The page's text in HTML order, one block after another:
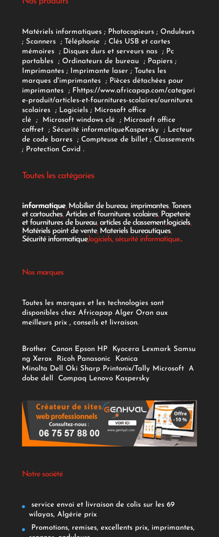
Matériels informatiques; Photocopieurs; Onduleurs
; Scanners ; Téléphonie ; Clés USB et cartes
mémoires
; Disques durs et serveurs nas ; Pc
portables
; Ordinateurs de bureau ; Papiers;
Imprimantes;Imprimante laser;
Toutes les
marques d'imprimantes
; Pièces détachées pour
imprimantes
; F https://www.africapap.com/categori
e-produit/articles-et-fournitures-scolaires/ournitures
scolaires; Logiciels ; Microsoft office
clé
; Microsoft windows clé; Microsoft office
coffret ; Sécurité informatiqueKaspersky ; Lecteur
de code barres
; Compteuse de billet; Classements
; Protection Covid .
Toutes les catégories
informatique, Mobilier de bureau, imprimantes, Toners
et cartouches,Articles et fournitures scolaires, Papeterie
et fournitures de bureau,articles de classement,logiciels,
Matériels point de vente, Materiels bureautiques,
Sécurité informatique,logiciels, sécurité informatique...
Nos marques
Toutes les marques et les technologies sont
disponibles chez Africapap Alger Oran aux
meilleurs prix , conseils et livraison.
Brother Canon Epson HP Kyocera Lexmark Samsu
ng Xerox Ricoh Panasonic
Konica
Minolta Dell Oki Sharp Printonix/Tally Microsoft
A
dobe dell Compaq Lenovo Kaspersky
Notre société
service envoi et livraison de colis sur les 69
wilayas, Algérie prix
Promotions, remises, excellents prix, imprimantes,